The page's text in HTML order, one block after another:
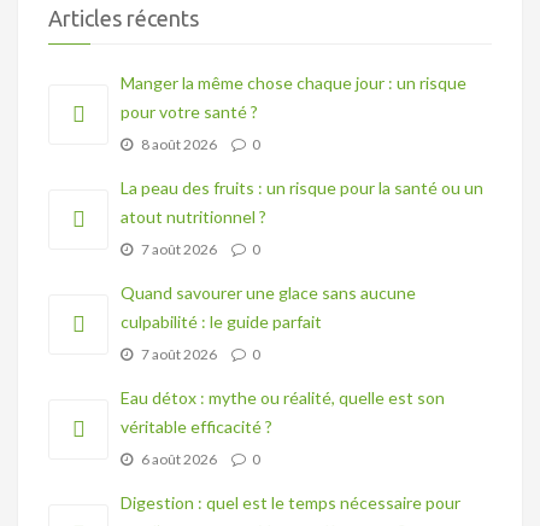
Articles récents
Manger la même chose chaque jour : un risque
pour votre santé ?
8 août 2026 0
La peau des fruits : un risque pour la santé ou un
atout nutritionnel ?
7 août 2026 0
Quand savourer une glace sans aucune
culpabilité : le guide parfait
7 août 2026 0
Eau détox : mythe ou réalité, quelle est son
véritable efficacité ?
6 août 2026 0
Digestion : quel est le temps nécessaire pour